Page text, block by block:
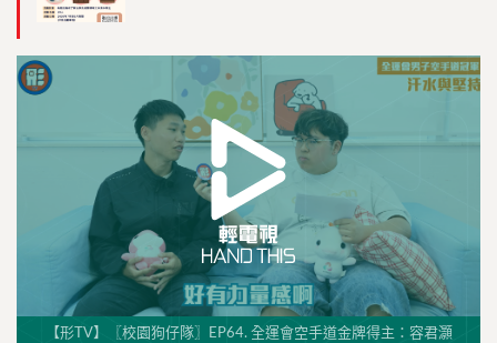
【形TV】〖校園狗仔隊〗EP64. 全運會空手道金牌得主：容君灝